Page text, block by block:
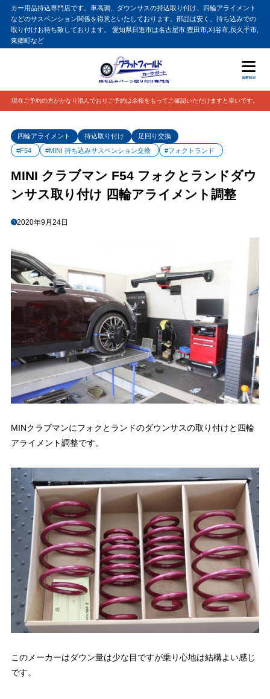
カー用品持込専門店です。車高調、ダウンサスの持込取り付け、四輪アライメント
などのサスペンション関係を得意といたしております。部品は安く、持ち込みでの
取り付けお待ち致しております。 愛知県日進市は名古屋市,豊田市,刈谷市,長久手市,
東郷町など
MENU
現在ご予約の方がかなり混んでおりご予約は余裕をもってご確認いただけますと幸いです。
四輪アライメント 持込取り付け
足回り交換
#F54
#MINI 持ち込みサスペンション交換 #フォクトランド
MINI クラブマン F54 フォクとランドダウ
ンサス取り付け 四輪アライメント調整
2020年9月24日
MINクラブマンにフォクとランドのダウンサスの取り付けと四輪
アライメント調整です。
このメーカーはダウン量は少な目ですが乗り心地は結構よい感じ
です。